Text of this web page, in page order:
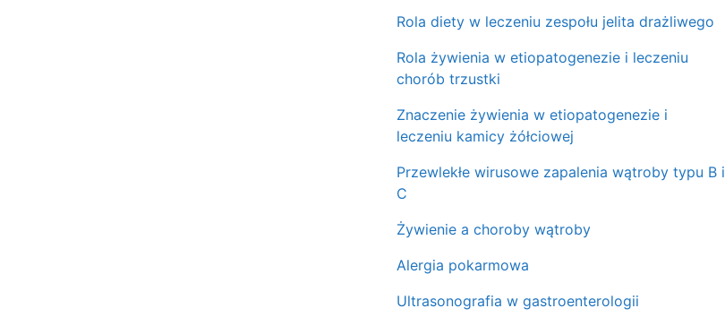
Rola diety w leczeniu zespołu jelita drażliwego
Rola żywienia w etiopatogenezie i leczeniu
chorób trzustki
Znaczenie żywienia w etiopatogenezie i
leczeniu kamicy żółciowej
Przewlekłe wirusowe zapalenia wątroby typu B i
C
Żywienie a choroby wątroby
Alergia pokarmowa
Ultrasonografia w gastroenterologii